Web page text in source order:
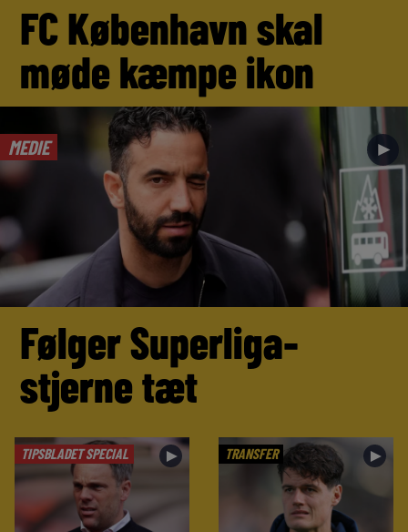
FC København skal
møde kæmpe ikon
MEDIE ►
Følger Superliga-
stjerne tæt
TIPSBLADET SPECIAL ► TRANSFER ►